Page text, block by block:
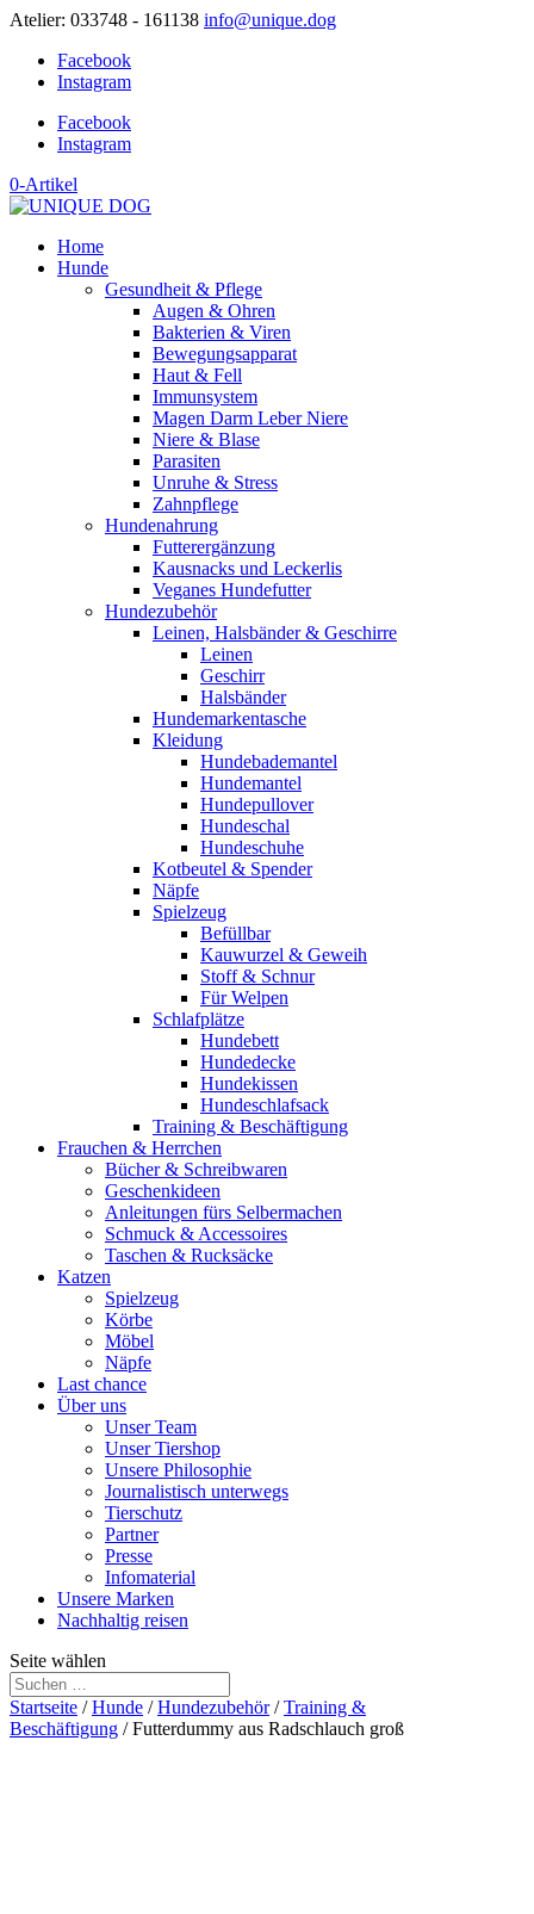
Atelier: 033748 - 161138 info@unique.dog
Facebook
Instagram
Facebook
Instagram
0-Artikel
Home
Hunde
Gesundheit & Pflege
Augen & Ohren
Bakterien & Viren
Bewegungsapparat
Haut & Fell
Immunsystem
Magen Darm Leber Niere
Niere & Blase
Parasiten
Unruhe & Stress
Zahnpflege
Hundenahrung
Futterergänzung
Kausnacks und Leckerlis
Veganes Hundefutter
Hundezubehör
Leinen, Halsbänder & Geschirre
Leinen
Geschirr
Halsbänder
Hundemarkentasche
Kleidung
Hundebademantel
Hundemantel
Hundepullover
Hundeschal
Hundeschuhe
Kotbeutel & Spender
Näpfe
Spielzeug
Befüllbar
Kauwurzel & Geweih
Stoff & Schnur
Für Welpen
Schlafplätze
Hundebett
Hundedecke
Hundekissen
Hundeschlafsack
Training & Beschäftigung
Frauchen & Herrchen
Bücher & Schreibwaren
Geschenkideen
Anleitungen fürs Selbermachen
Schmuck & Accessoires
Taschen & Rucksäcke
Katzen
Spielzeug
Körbe
Möbel
Näpfe
Last chance
Über uns
Unser Team
Unser Tiershop
Unsere Philosophie
Journalistisch unterwegs
Tierschutz
Partner
Presse
Infomaterial
Unsere Marken
Nachhaltig reisen
Seite wählen
Startseite /Hunde /Hundezubehör/Training &
Beschäftigung / Futterdummy aus Radschlauch groß